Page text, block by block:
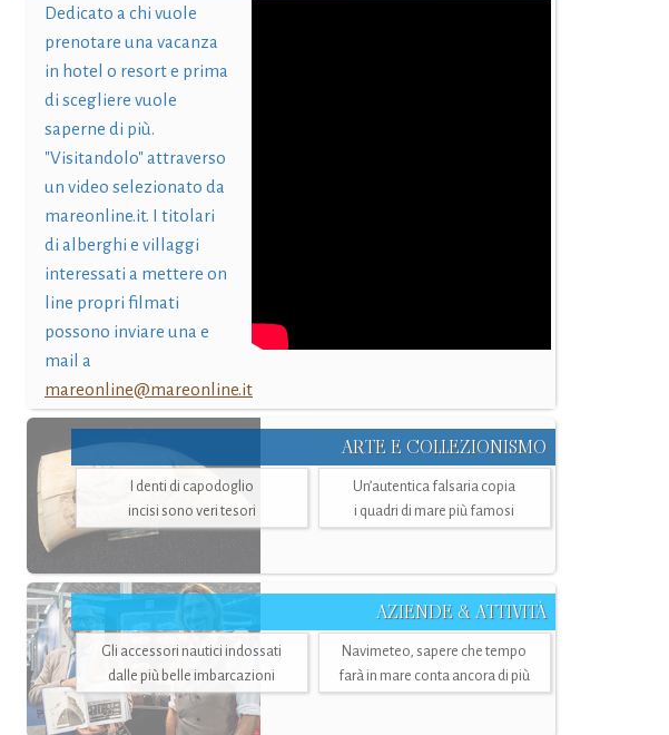
Dedicato a chi vuole
prenotare una vacanza
in hotel o resort e prima
di scegliere vuole
saperne di più.
"Visitandolo" attraverso
un video selezionato da
mareonline.it. I titolari
di alberghi e villaggi
interessati a mettere on
line propri filmati
possono inviare una e
mail a
mareonline@mareonline.it
ARTE E COLLEZIONISMO
I denti di capodoglio
incisi sono veri tesori
Un’autentica falsaria copia
i quadri di mare più famosi
AZIENDE & ATTIVITÀ
Gli accessori nautici indossati
dalle più belle imbarcazioni
Navimeteo, sapere che tempo
farà in mare conta ancora di più